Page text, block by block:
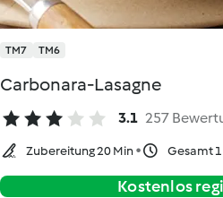
TM7 TM6
Carbonara-Lasagne
3.1 257
Zubereitung 20 Min Gesamt
Kostenlos